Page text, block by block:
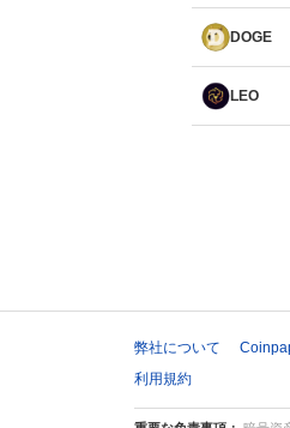
DOGE
LEO
弊社について
利用規約